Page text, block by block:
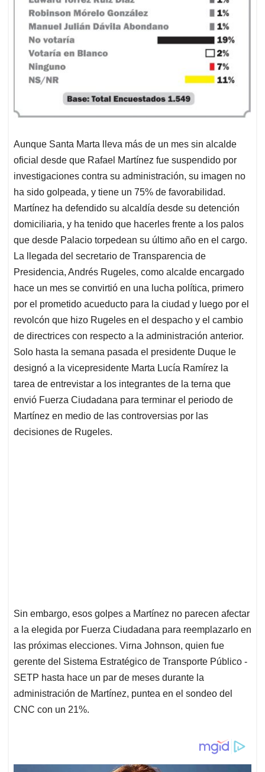
Aunque Santa Marta lleva más de un mes sin alcalde
oficial desde que Rafael Martínez fue suspendido por
investigaciones contra su administración, su imagen no
ha sido golpeada, y tiene un 75% de favorabilidad.
Martínez ha defendido su alcaldía desde su detención
domiciliaria, y ha tenido que hacerles frente a los palos
que desde Palacio torpedean su último año en el cargo.
La llegada del secretario de Transparencia de
Presidencia, Andrés Rugeles, como alcalde encargado
hace un mes se convirtió en una lucha política, primero
por el prometido acueducto para la ciudad y luego por el
revolcón que hizo Rugeles en el despacho y el cambio
de directrices con respecto a la administración anterior.
Solo hasta la semana pasada el presidente Duque le
designó a la vicepresidente Marta Lucía Ramírez la
tarea de entrevistar a los integrantes de la terna que
envió Fuerza Ciudadana para terminar el periodo de
Martínez en medio de las controversias por las
decisiones de Rugeles.
Sin embargo, esos golpes a Martínez no parecen afectar
a la elegida por Fuerza Ciudadana para reemplazarlo en
las próximas elecciones. Virna Johnson, quien fue
gerente del Sistema Estratégico de Transporte Público -
SETP hasta hace un par de meses durante la
administración de Martínez, puntea en el sondeo del
CNC con un 21%.